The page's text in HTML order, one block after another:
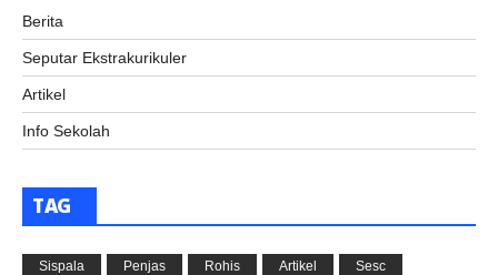
Berita
Seputar Ekstrakurikuler
Artikel
Info Sekolah
TAG
Sispala Penjas Rohis Artikel
Sesc